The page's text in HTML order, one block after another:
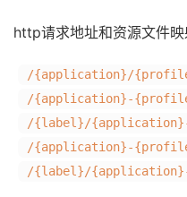
http请求地址和资源文件映
/{application}/
/{application}-
/{label}/
/{application}-
/{label}/